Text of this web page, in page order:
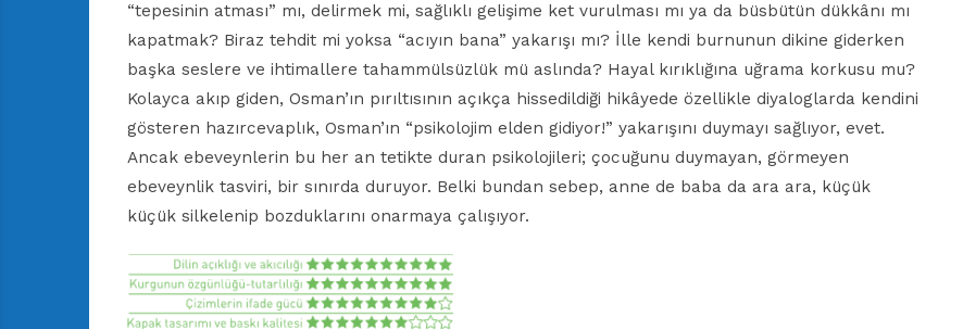
“tepesinin atması” mı, delirmek mi, sağlıklı gelişime ket vurulması mı ya da büsbütün dükkânı mı
kapatmak? Biraz tehdit mi yoksa “acıyın bana” yakarışı mı? İlle kendi burnunun dikine giderken
başka seslere ve ihtimallere tahammülsüzlük mü aslında? Hayal kırıklığına uğrama korkusu mu?
Kolayca akıp giden, Osman’ın pırıltısının açıkça hissedildiği hikâyede özellikle diyaloglarda kendini
gösteren hazırcevaplık, Osman’ın “psikolojim elden gidiyor!” yakarışını duymayı sağlıyor, evet.
Ancak ebeveynlerin bu her an tetikte duran psikolojileri; çocuğunu duymayan, görmeyen
ebeveynlik tasviri, bir sınırda duruyor. Belki bundan sebep, anne de baba da ara ara, küçük
küçük silkelenip bozduklarını onarmaya çalışıyor.